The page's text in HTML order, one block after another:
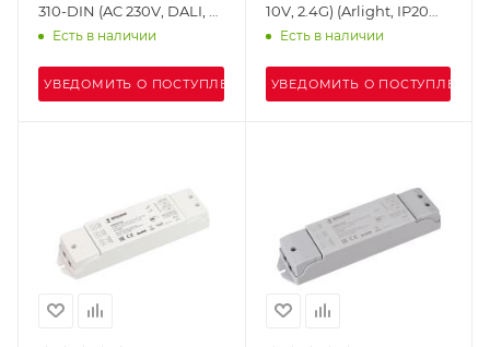
310-DIN (AC 230V, DALI, 0-
10) (IARL, -)
Есть в наличии
УВЕДОМИТЬ О ПОСТУПЛЕНИИ
10V, 2.4G) (Arlight, IP20
Пластик, 5 лет)
Есть в наличии
УВЕДОМИТЬ О ПОСТУПЛЕНИИ